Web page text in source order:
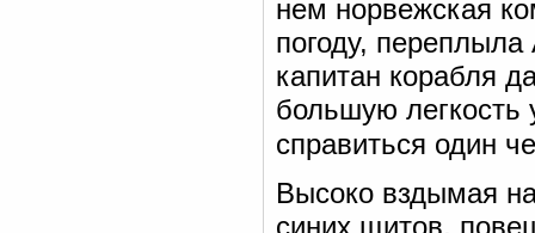
нем норвежская
погоду,
капитан корабля
большую
справиться один
Высоко вздымая
синих щитов,